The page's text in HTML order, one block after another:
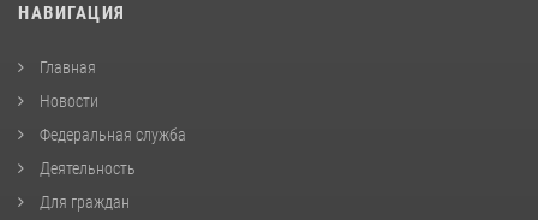
НАВИГАЦИЯ
Главная
Новости
Федеральная служба
Деятельность
Для граждан